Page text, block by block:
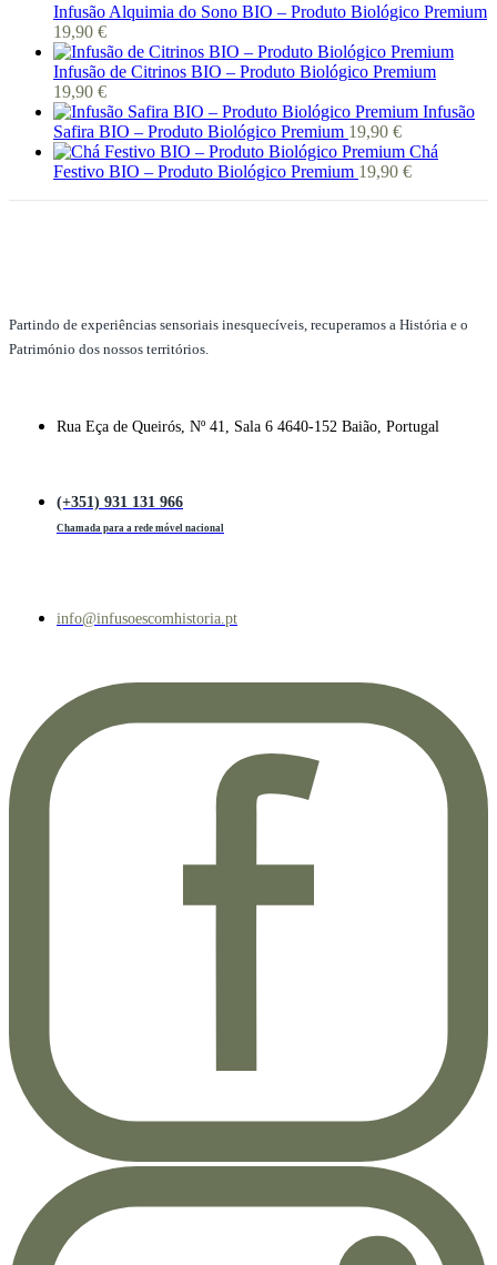
Infusão Alquimia do Sono BIO – Produto Biológico Premium
19,90 €
Infusão de Citrinos BIO – Produto Biológico Premium
19,90 €
Infusão
Safira BIO – Produto Biológico Premium 19,90 €
Chá
Festivo BIO – Produto Biológico Premium 19,90 €
Partindo de experiências sensoriais inesquecíveis, recuperamos a História e o
Património dos nossos territórios.
Rua Eça de Queirós, Nº 41, Sala 6 4640-152 Baião, Portugal
(+351) 931 131 966
Chamada para a rede móvel nacional
info@infusoescomhistoria.pt